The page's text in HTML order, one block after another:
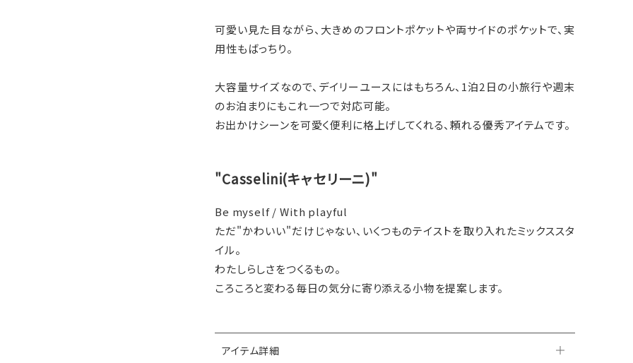
可愛い見た目ながら、大きめのフロントポケットや両サイドのポケットで、実
用性もばっちり。
大容量サイズなので、デイリーユースにはもちろん、1泊2日の小旅行や週末
のお泊まりにもこれ一つで対応可能。
お出かけシーンを可愛く便利に格上げしてくれる、頼れる優秀アイテムです。
"Casselini(キャセリーニ)"
Be myself / With playful
ただ"かわいい"だけじゃない、いくつものテイストを取り入れたミックススタ
イル。
わたしらしさをつくるもの。
ころころと変わる毎日の気分に寄り添える小物を提案します。
アイテム詳細